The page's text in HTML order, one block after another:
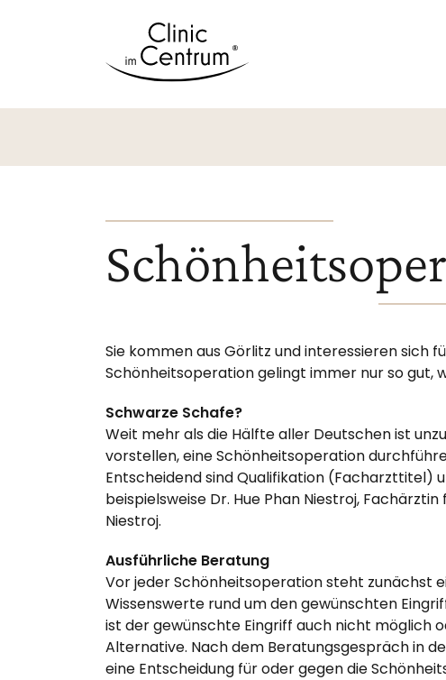
Sie kommen aus Görlitz und interessieren sich
Schönheitsoperation gelingt immer nur so gut,
Schwarze Schafe?
Weit mehr als die Hälfte aller Deutschen ist
vorstellen, eine Schönheitsoperation
Entscheidend sind Qualifikation (Facharzttitel)
beispielsweise Dr. Hue Phan Niestroj,
Niestroj.
Ausführliche Beratung
Vor jeder Schönheitsoperation steht zunächst
Wissenswerte rund um den gewünschten
ist der gewünschte Eingriff auch nicht möglich
Alternative. Nach dem Beratungsgespräch in
eine Entscheidung für oder gegen die